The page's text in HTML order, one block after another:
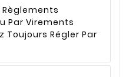
Règlements
Par Virements
Toujours Régler Par